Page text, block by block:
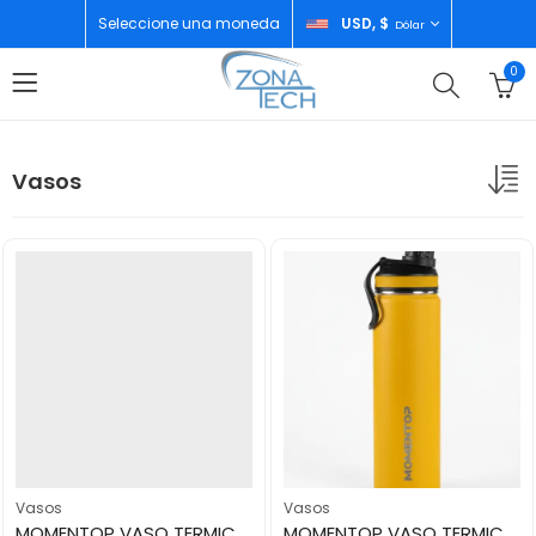
Seleccione una moneda USD, $ Dólar
0
Vasos
Vasos Vasos